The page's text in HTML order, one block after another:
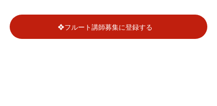
❖フルート講師募集に登録する